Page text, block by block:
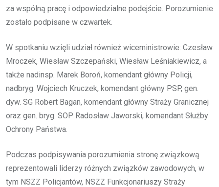
za wspólną pracę i odpowiedzialne podejście. Porozumienie
zostało podpisane w czwartek.
W spotkaniu wzięli udział również wiceministrowie: Czesław
Mroczek, Wiesław Szczepański, Wiesław Leśniakiewicz, a
także nadinsp. Marek Boroń, komendant główny Policji,
nadbryg. Wojciech Kruczek, komendant główny PSP, gen.
dyw. SG Robert Bagan, komendant główny Straży Granicznej
oraz gen. bryg. SOP Radosław Jaworski, komendant Służby
Ochrony Państwa.
Podczas podpisywania porozumienia stronę związkową
reprezentowali liderzy różnych związków zawodowych, w
tym NSZZ Policjantów, NSZZ Funkcjonariuszy Straży